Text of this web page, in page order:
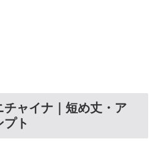
ャイナ｜短め丈・ア
プト